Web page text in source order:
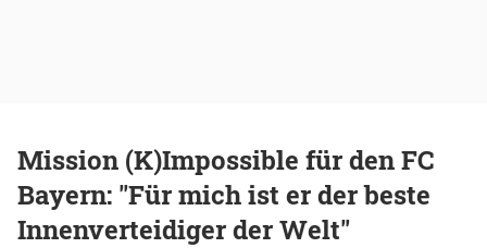
Mission (K)Impossible für den FC
Bayern: "Für mich ist er der beste
Innenverteidiger der Welt"